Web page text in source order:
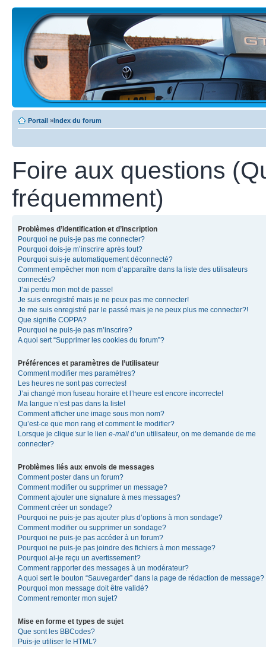
Portail »Index du forum
Foire aux questions
fréquemment)
Problèmes d’identification et d’inscription
Pourquoi ne puis-je pas me connecter?
Pourquoi dois-je m’inscrire après tout?
Pourquoi suis-je automatiquement déconnecté?
Comment empêcher mon nom d’apparaître dans la liste des utilisateurs
connectés?
J’ai perdu mon mot de passe!
Je suis enregistré mais je ne peux pas me connecter!
Je me suis enregistré par le passé mais je ne peux plus me connecter?!
Que signifie COPPA?
Pourquoi ne puis-je pas m’inscrire?
A quoi sert “Supprimer les cookies du forum”?
Préférences et paramètres de l’utilisateur
Comment modifier mes paramètres?
Les heures ne sont pas correctes!
J’ai changé mon fuseau horaire et l’heure est encore incorrecte!
Ma langue n’est pas dans la liste!
Comment afficher une image sous mon nom?
Qu’est-ce que mon rang et comment le modifier?
Lorsque je clique sur le lien e-mail d’un utilisateur, on me demande de me
connecter?
Problèmes liés aux envois de messages
Comment poster dans un forum?
Comment modifier ou supprimer un message?
Comment ajouter une signature à mes messages?
Comment créer un sondage?
Pourquoi ne puis-je pas ajouter plus d’options à mon sondage?
Comment modifier ou supprimer un sondage?
Pourquoi ne puis-je pas accéder à un forum?
Pourquoi ne puis-je pas joindre des fichiers à mon message?
Pourquoi ai-je reçu un avertissement?
Comment rapporter des messages à un modérateur?
A quoi sert le bouton “Sauvegarder” dans la page de rédaction de message?
Pourquoi mon message doit être validé?
Comment remonter mon sujet?
Mise en forme et types de sujet
Que sont les BBCodes?
Puis-je utiliser le HTML?